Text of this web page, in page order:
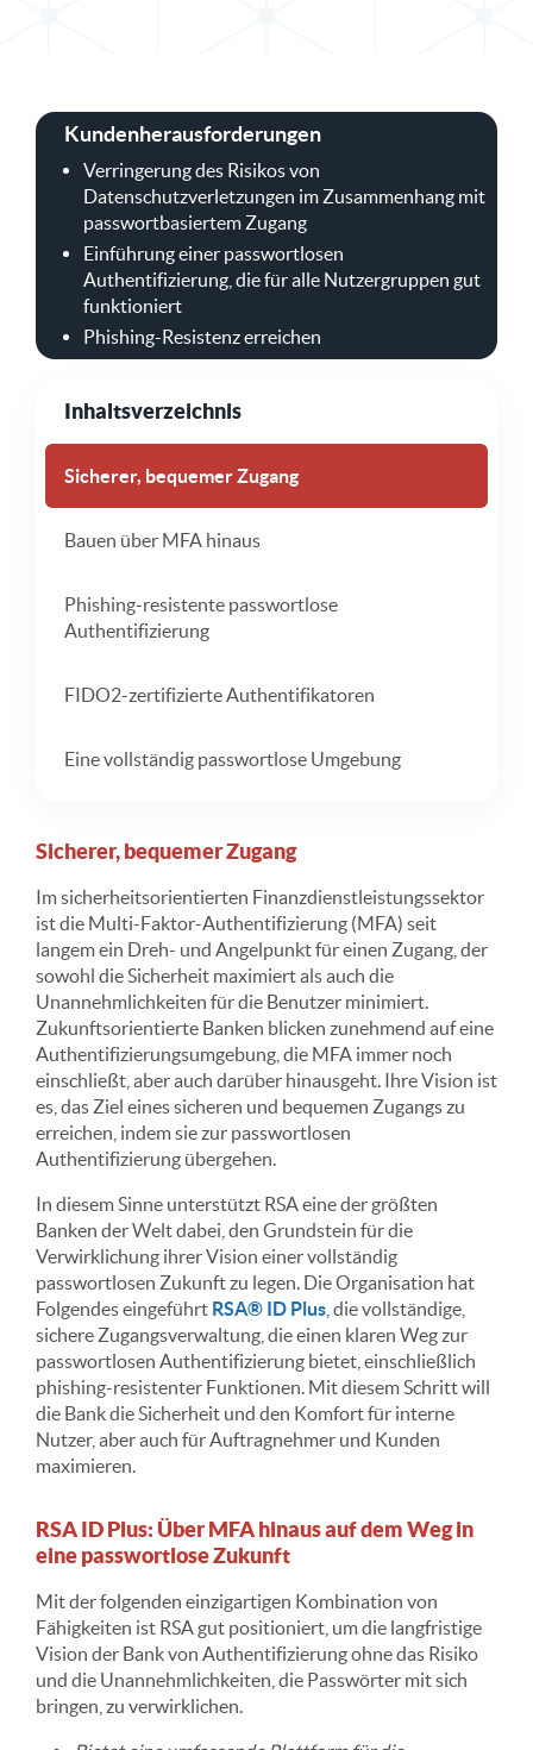
Kundenherausforderungen
Verringerung des Risikos von
Datenschutzverletzungen im Zusammenhang mit
passwortbasiertem Zugang
Einführung einer passwortlosen
Authentifizierung, die für alle Nutzergruppen gut
funktioniert
Phishing-Resistenz erreichen
Inhaltsverzeichnis
Sicherer, bequemer Zugang
Bauen über MFA hinaus
Phishing-resistente passwortlose
Authentifizierung
FIDO2-zertifizierte Authentifikatoren
Eine vollständig passwortlose Umgebung
Sicherer, bequemer Zugang
Im sicherheitsorientierten Finanzdienstleistungssektor
ist die Multi-Faktor-Authentifizierung (MFA) seit
langem ein Dreh- und Angelpunkt für einen Zugang, der
sowohl die Sicherheit maximiert als auch die
Unannehmlichkeiten für die Benutzer minimiert.
Zukunftsorientierte Banken blicken zunehmend auf eine
Authentifizierungsumgebung, die MFA immer noch
einschließt, aber auch darüber hinausgeht. Ihre Vision ist
es, das Ziel eines sicheren und bequemen Zugangs zu
erreichen, indem sie zur passwortlosen
Authentifizierung übergehen.
In diesem Sinne unterstützt RSA eine der größten
Banken der Welt dabei, den Grundstein für die
Verwirklichung ihrer Vision einer vollständig
passwortlosen Zukunft zu legen. Die Organisation hat
Folgendes eingeführt RSA® ID Plus , die vollständige,
sichere Zugangsverwaltung, die einen klaren Weg zur
passwortlosen Authentifizierung bietet, einschließlich
phishing-resistenter Funktionen. Mit diesem Schritt will
die Bank die Sicherheit und den Komfort für interne
Nutzer, aber auch für Auftragnehmer und Kunden
maximieren.
RSA ID Plus: Über MFA hinaus auf dem Weg in
eine passwortlose Zukunft
Mit der folgenden einzigartigen Kombination von
Fähigkeiten ist RSA gut positioniert, um die langfristige
Vision der Bank von Authentifizierung ohne das Risiko
und die Unannehmlichkeiten, die Passwörter mit sich
bringen, zu verwirklichen.